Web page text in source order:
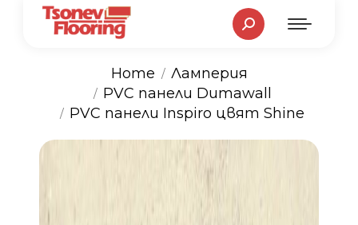
Search:
You are here:
Home
Ламперия
PVC панели Dumawall
PVC панели Inspiro цвят Shine